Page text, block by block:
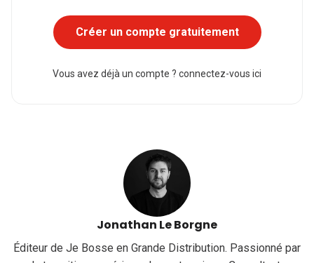
Créer un compte gratuitement
Vous avez déjà un compte ? connectez-vous ici
Jonathan Le Borgne
Éditeur de Je Bosse en Grande Distribution. Passionné par